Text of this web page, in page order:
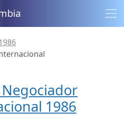
1986